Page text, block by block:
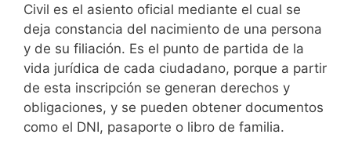
Civil es el asiento oficial mediante el cual se
deja constancia del nacimiento de una persona
y de su filiación. Es el punto de partida de la
vida jurídica de cada ciudadano, porque a partir
de esta inscripción se generan derechos y
obligaciones, y se pueden obtener documentos
como el DNI, pasaporte o libro de familia.